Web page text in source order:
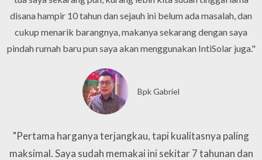
disana hampir 10 tahun dan sejauh ini belum ada masalah, dan
cukup menarik barangnya, makanya sekarang dengan saya
pindah rumah baru pun saya akan menggunakan IntiSolar juga."
Bpk Gabriel
"Pertama harganya terjangkau, tapi kualitasnya paling
maksimal. Saya sudah memakai ini sekitar 7 tahunan dan